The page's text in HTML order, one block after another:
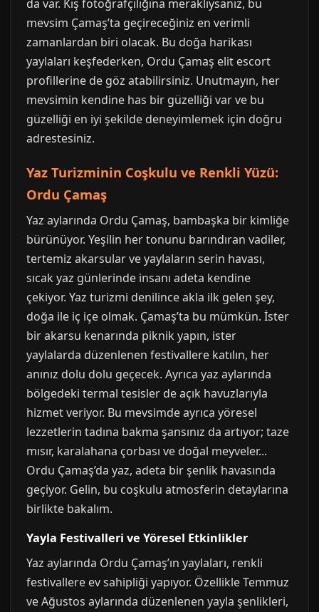
da var. Kış fotoğrafçılığına meraklıysanız, bu
mevsim Çamaş’ta geçireceğiniz en verimli
zamanlardan biri olacak. Bu doğa harikası
yaylaları keşfederken, Ordu Çamaş elit escort
profillerine de göz atabilirsiniz. Unutmayın, her
mevsimin kendine has bir güzelliği var ve bu
güzelliği en iyi şekilde deneyimlemek için doğru
adrestesiniz.
Yaz Turizminin Coşkulu ve Renkli Yüzü:
Ordu Çamaş
Yaz aylarında Ordu Çamaş, bambaşka bir kimliğe
bürünüyor. Yeşilin her tonunu barındıran vadiler,
tertemiz akarsular ve yaylaların serin havası,
sıcak yaz günlerinde insanı adeta kendine
çekiyor. Yaz turizmi denilince akla ilk gelen şey,
doğa ile iç içe olmak. Çamaş’ta bu mümkün. İster
bir akarsu kenarında piknik yapın, ister
yaylalarda düzenlenen festivallere katılın, her
anınız dolu dolu geçecek. Ayrıca yaz aylarında
bölgedeki termal tesisler de açık havuzlarıyla
hizmet veriyor. Bu mevsimde ayrıca yöresel
lezzetlerin tadına bakma şansınız da artıyor; taze
mısır, karalahana çorbası ve doğal meyveler...
Ordu Çamaş’da yaz, adeta bir şenlik havasında
geçiyor. Gelin, bu coşkulu atmosferin detaylarına
birlikte bakalım.
Yayla Festivalleri ve Yöresel Etkinlikler
Yaz aylarında Ordu Çamaş’ın yaylaları, renkli
festivallere ev sahipliği yapıyor. Özellikle Temmuz
ve Ağustos aylarında düzenlenen yayla şenlikleri,